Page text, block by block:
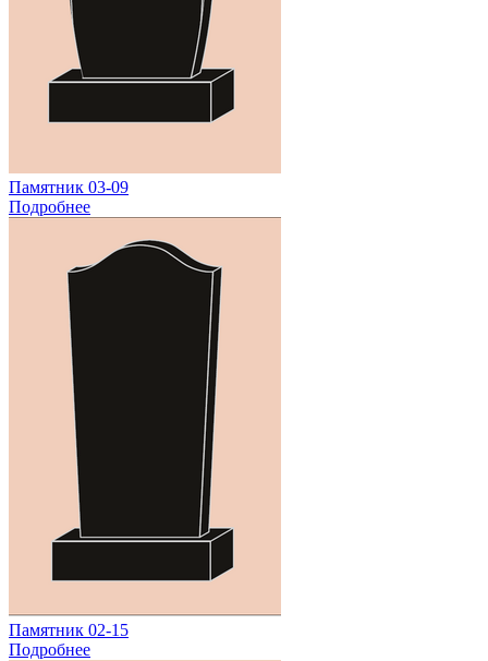
Памятник 03-09
Подробнее
Памятник 02-15
Подробнее